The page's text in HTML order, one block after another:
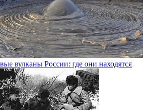
вулканы России: где они находятся